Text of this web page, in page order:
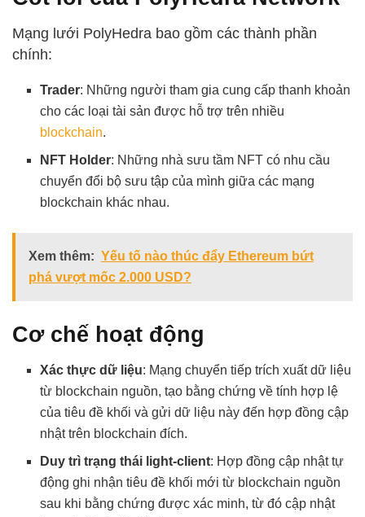
Mạng lưới PolyHedra bao gồm các thành phần
chính:
Trader: Những người tham gia cung cấp thanh khoản
cho các loại tài sản được hỗ trợ trên nhiều
blockchain.
NFT Holder: Những nhà sưu tầm NFT có nhu cầu
chuyển đổi bộ sưu tập của mình giữa các mạng
blockchain khác nhau.
Xem thêm: Yếu tố nào thúc đẩy Ethereum bứt
phá vượt mốc 2.000 USD?
Cơ chế hoạt động
Xác thực dữ liệu: Mạng chuyển tiếp trích xuất dữ liệu
từ blockchain nguồn, tạo bằng chứng về tính hợp lệ
của tiêu đề khối và gửi dữ liệu này đến hợp đồng cập
nhật trên blockchain đích.
Duy trì trạng thái light-client: Hợp đồng cập nhật tự
động ghi nhận tiêu đề khối mới từ blockchain nguồn
sau khi bằng chứng được xác minh, từ đó cập nhật